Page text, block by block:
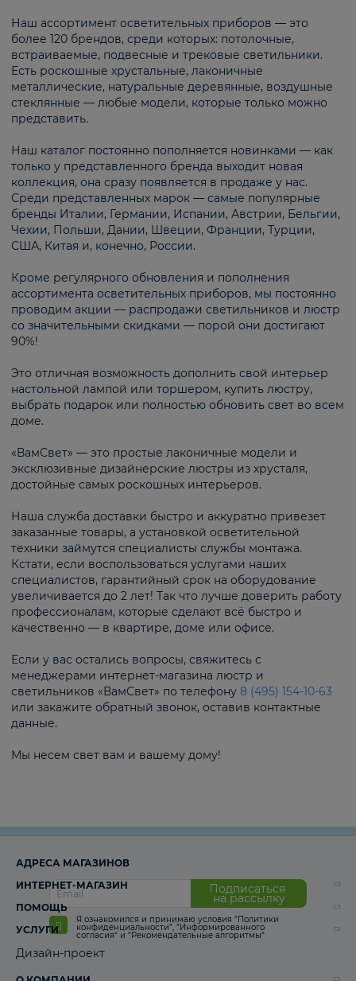
Наш ассортимент осветительных приборов — это
более 120 брендов, среди которых: потолочные,
встраиваемые, подвесные и трековые светильники.
Есть роскошные хрустальные, лаконичные
металлические, натуральные деревянные, воздушные
стеклянные — любые модели, которые только можно
представить.
Наш каталог постоянно пополняется новинками — как
только у представленного бренда выходит новая
коллекция, она сразу появляется в продаже у нас.
Среди представленных марок — самые популярные
бренды Италии, Германии, Испании, Австрии, Бельгии,
Чехии, Польши, Дании, Швеции, Франции, Турции,
США, Китая и, конечно, России.
Кроме регулярного обновления и пополнения
ассортимента осветительных приборов, мы постоянно
проводим акции — распродажи светильников и люстр
со значительными скидками — порой они достигают
90%!
Это отличная возможность дополнить свой интерьер
настольной лампой или торшером, купить люстру,
выбрать подарок или полностью обновить свет во всем
доме.
«ВамСвет» — это простые лаконичные модели и
эксклюзивные дизайнерские люстры из хрусталя,
достойные самых роскошных интерьеров.
Наша служба доставки быстро и аккуратно привезет
заказанные товары, а установкой осветительной
техники займутся специалисты службы монтажа.
Кстати, если воспользоваться услугами наших
специалистов, гарантийный срок на оборудование
увеличивается до 2 лет! Так что лучше доверить работу
профессионалам, которые сделают всё быстро и
качественно — в квартире, доме или офисе.
Если у вас остались вопросы, свяжитесь с
менеджерами интернет-магазина люстр и
светильников «ВамСвет» по телефону 8 (495) 154-10-63
или закажите обратный звонок, оставив контактные
данные.
Мы несем свет вам и вашему дому!
Подписаться
на рассылку
Я ознакомился и принимаю условия “Политики
конфиденциальности”, “Информированного
согласия“ и “Рекомендательные алгоритмы“
АДРЕСА МАГАЗИНОВ
ИНТЕРНЕТ-МАГАЗИН
ПОМОЩЬ
УСЛУГИ
Дизайн-проект